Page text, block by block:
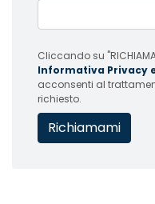
Cliccando su
Informativa Privacy
acconsenti al
richiesto.